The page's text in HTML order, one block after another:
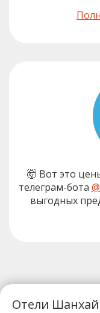
🤯 Вот это
телеграм-бота
выгодных
Отели Шанхай